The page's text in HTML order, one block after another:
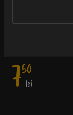
exces de ulei,
750
lei